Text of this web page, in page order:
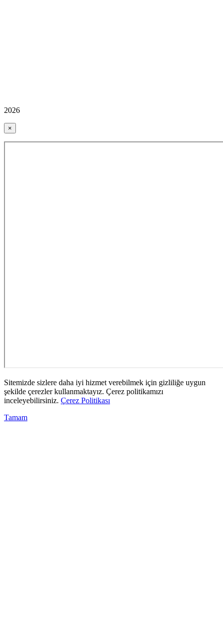
2026
×
Sitemizde sizlere daha iyi hizmet verebilmek için gizliliğe uygun
şekilde çerezler kullanmaktayız. Çerez politikamızı
inceleyebilirsiniz. Çerez Politikası
Tamam